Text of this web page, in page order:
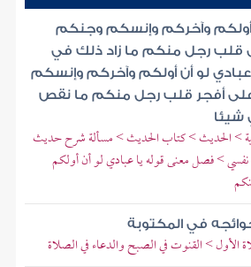
أولكم وآخركم وإنسكم وجنكم
قلب رجل منكم ما زاد ذلك في
لو أن أولكم وآخركم وإنسكم
أفجر قلب رجل منكم ما نقص
> الحديث > كتاب الحديث > مسألة شرح حديث
> فصل معنى قوله يا عبادي لو أن أولكم
في المكتوبة
الأول > القنوت في الصبح والدعاء في الصلاة